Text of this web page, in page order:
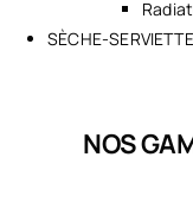
SÈCHE-
NOS